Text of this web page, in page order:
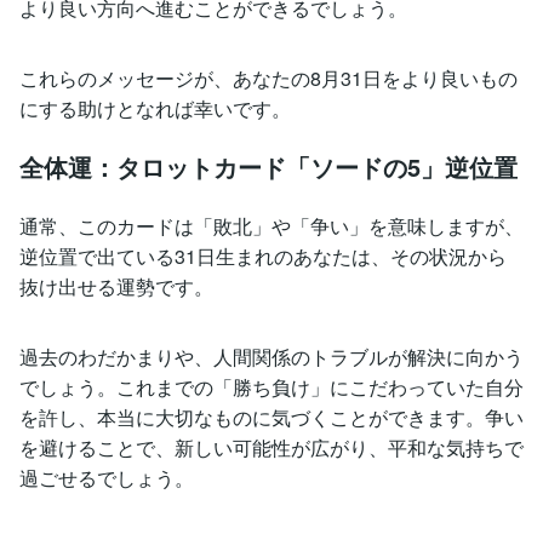
より良い方向へ進むことができるでしょう。
これらのメッセージが、あなたの8月31日をより良いもの
にする助けとなれば幸いです。
全体運：タロットカード「ソードの5」逆位置
通常、このカードは「敗北」や「争い」を意味しますが、
逆位置で出ている31日生まれのあなたは、その状況から
抜け出せる運勢です。
過去のわだかまりや、人間関係のトラブルが解決に向かう
でしょう。これまでの「勝ち負け」にこだわっていた自分
を許し、本当に大切なものに気づくことができます。争い
を避けることで、新しい可能性が広がり、平和な気持ちで
過ごせるでしょう。